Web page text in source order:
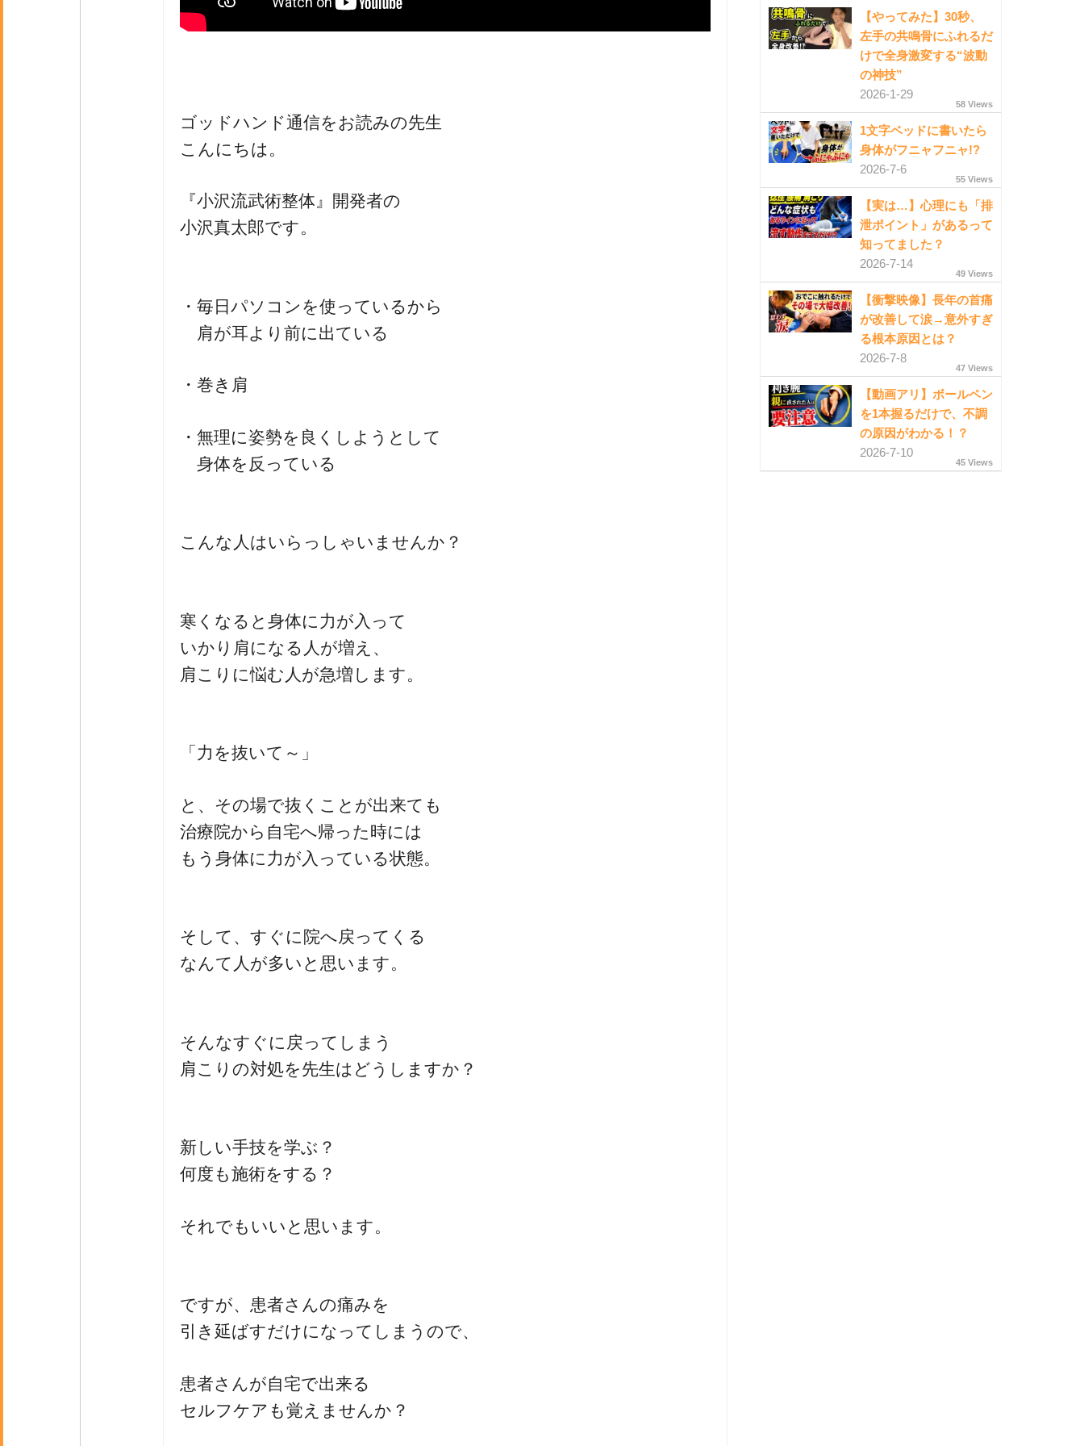
ゴッドハンド通信とは
ゴッドハンド通信をお読みの先生
こんにちは。
『小沢流武術整体』開発者の
小沢真太郎です。
・毎日パソコンを使っているから
肩が耳より前に出ている
・巻き肩
・無理に姿勢を良くしようとして
身体を反っている
こんな人はいらっしゃいませんか？
寒くなると身体に力が入って
いかり肩になる人が増え、
肩こりに悩む人が急増します。
「力を抜いて～」
と、その場で抜くことが出来ても
治療院から自宅へ帰った時には
もう身体に力が入っている状態。
そして、すぐに院へ戻ってくる
なんて人が多いと思います。
そんなすぐに戻ってしまう
肩こりの対処を先生はどうしますか？
新しい手技を学ぶ？
何度も施術をする？
それでもいいと思います。
ですが、患者さんの痛みを
引き延ばすだけになってしまうので、
患者さんが自宅で出来る
セルフケアも覚えませんか？
【やってみた】30秒、
左手の共鳴骨にふれるだ
けで全身激変する“波動
の神技”
2026-1-29
58 Views
1文字ベッドに書いたら
身体がフニャフニャ!?
2026-7-6
55 Views
【実は…】心理にも「排
泄ポイント」があるって
知ってました？
2026-7-14
49 Views
【衝撃映像】長年の首痛
が改善して涙→意外すぎ
る根本原因とは？
2026-7-8
47 Views
【動画アリ】ボールペン
を1本握るだけで、不調
の原因がわかる！？
2026-7-10
45 Views